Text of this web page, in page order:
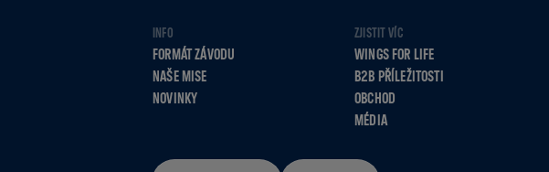
INFO
FORMÁT ZÁVODU
NAŠE MISE
NOVINKY
ZJISTIT VÍC
WINGS FOR LIFE
B2B PŘÍLEŽITOSTI
OBCHOD
MÉDIA